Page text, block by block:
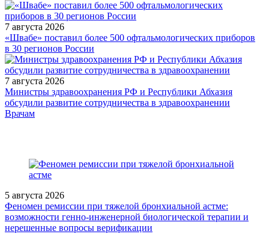
7 августа 2026
«Швабе» поставил более 500 офтальмологических приборов
в 30 регионов России
7 августа 2026
Министры здравоохранения РФ и Республики Абхазия
обсудили развитие сотрудничества в здравоохранении
/doctor/otorhinolar/kompleksnaya-terapiya-khronicheskogo-
Врачам
5 августа 2026
Феномен ремиссии при тяжелой бронхиальной астме:
возможности генно-инженерной биологической терапии и
нерешенные вопросы верификации